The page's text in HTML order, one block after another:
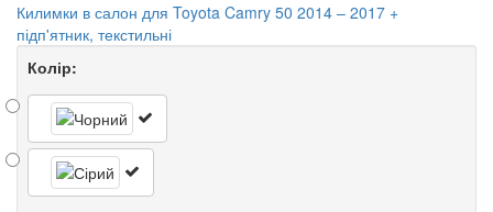
Килимки в салон для Toyota Camry 50 2014 – 2017 +
підп'ятник, текстильні
Колір: